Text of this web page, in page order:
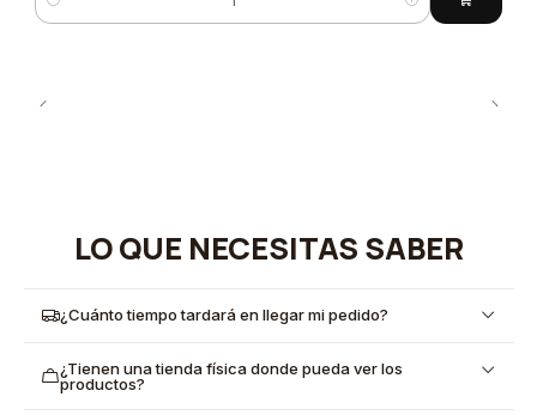
Cantidad
LO QUE NECESITAS SABER
¿Cuánto tiempo tardará en llegar mi pedido?
¿Tienen una tienda física donde pueda ver los
productos?